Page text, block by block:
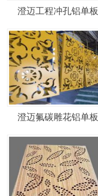
澄迈工程冲孔铝单板
澄迈氟碳雕花铝单板